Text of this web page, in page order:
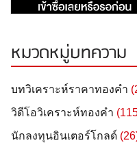
หมวดหมู่บทความ
บทวิเคราะห์ราคาทองคำ
วิดีโอวิเคราะห์ทองคำ
นักลงทุนอินเตอร์โกลด์